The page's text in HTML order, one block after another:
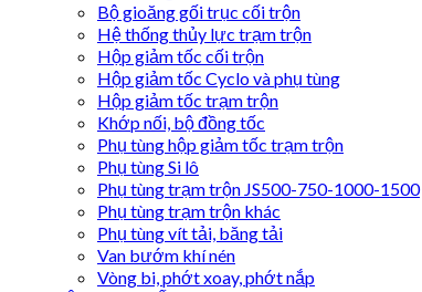
Bộ gioăng gối trục cối trộn
Hệ thống thủy lực trạm trộn
Hộp giảm tốc cối trộn
Hộp giảm tốc Cyclo và phụ tùng
Hộp giảm tốc trạm trộn
Khớp nối, bộ đồng tốc
Phụ tùng hộp giảm tốc trạm trộn
Phụ tùng Si lô
Phụ tùng trạm trộn JS500-750-1000-1500
Phụ tùng trạm trộn khác
Phụ tùng vít tải, băng tải
Van bướm khí nén
Vòng bi, phớt xoay, phớt nắp